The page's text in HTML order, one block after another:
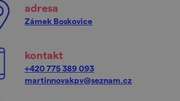
adresa
Zámek Boskovice
kontakt
+420 775 389 093
martinnovakpv@seznam.cz